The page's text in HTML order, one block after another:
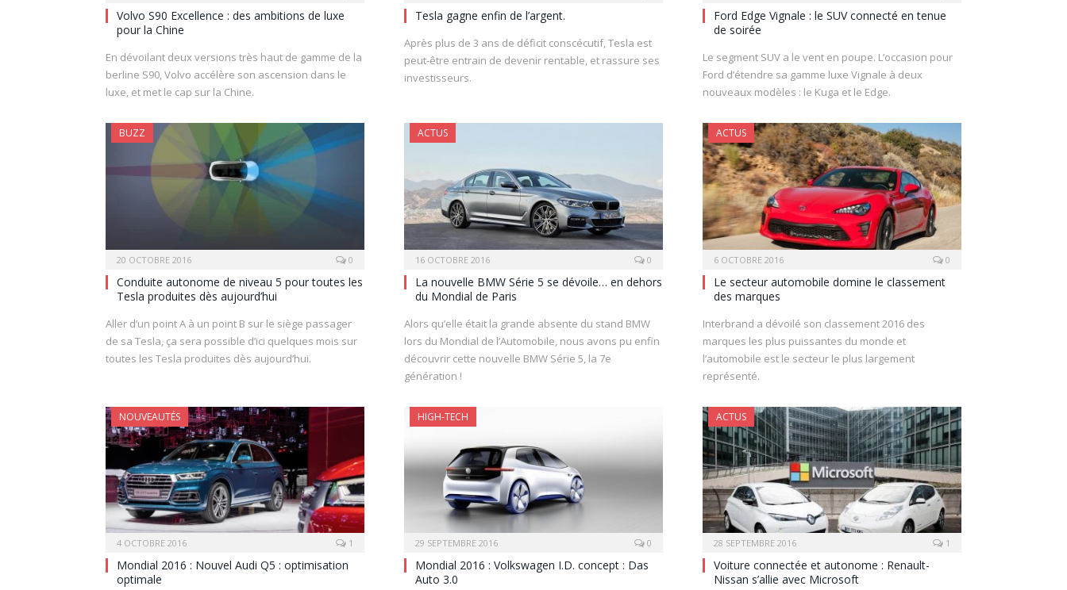
Volvo S90 Excellence : des ambitions de luxe
pour la Chine
En dévoilant deux versions très haut de gamme de la
berline S90, Volvo accélère son ascension dans le
luxe, et met le cap sur la Chine.
Tesla gagne enfin de l’argent.
Après plus de 3 ans de déficit conscécutif, Tesla est
peut-être entrain de devenir rentable, et rassure ses
investisseurs.
Ford Edge Vignale : le SUV connecté en tenue
de soirée
Le segment SUV a le vent en poupe. L’occasion pour
Ford d’étendre sa gamme luxe Vignale à deux
nouveaux modèles : le Kuga et le Edge.
BUZZ
20 OCTOBRE 2016 0
Conduite autonome de niveau 5 pour toutes les
Tesla produites dès aujourd’hui
Aller d’un point A à un point B sur le siège passager
de sa Tesla, ça sera possible d’ici quelques mois sur
toutes les Tesla produites dès aujourd’hui.
ACTUS
16 OCTOBRE 2016 0
La nouvelle BMW Série 5 se dévoile… en dehors
du Mondial de Paris
Alors qu’elle était la grande absente du stand BMW
lors du Mondial de l’Automobile, nous avons pu enfin
découvrir cette nouvelle BMW Série 5, la 7e
génération !
ACTUS
6 OCTOBRE 2016 0
Le secteur automobile domine le classement
des marques
Interbrand a dévoilé son classement 2016 des
marques les plus puissantes du monde et
l’automobile est le secteur le plus largement
représenté.
NOUVEAUTÉS
4 OCTOBRE 2016 1
Mondial 2016 : Nouvel Audi Q5 : optimisation
optimale
HIGH-TECH
29 SEPTEMBRE 2016 0
Mondial 2016 : Volkswagen I.D. concept : Das
Auto 3.0
ACTUS
28 SEPTEMBRE 2016 1
Voiture connectée et autonome : Renault-
Nissan s’allie avec Microsoft